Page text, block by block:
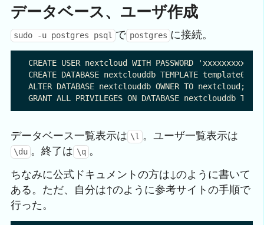
データベース、ユーザ作成
sudo -u postgres psql で postgres に接続。
CREATE USER nextcloud WITH PASSWORD
CREATE DATABASE nextclouddb TEMPLATE template0
ALTER DATABASE nextclouddb OWNER TO nextcloud;
データベース一覧表示は \l 。ユーザ一覧表示は
\du 。終了は \q 。
ちなみに公式ドキュメントの方は↓のように書いて
ある。ただ、自分は↑のように参考サイトの手順で
行った。